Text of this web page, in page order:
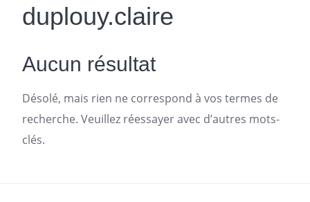
duplouy.claire
Aucun résultat
Désolé, mais rien ne correspond à vos termes de
recherche. Veuillez réessayer avec d’autres mots-
clés.